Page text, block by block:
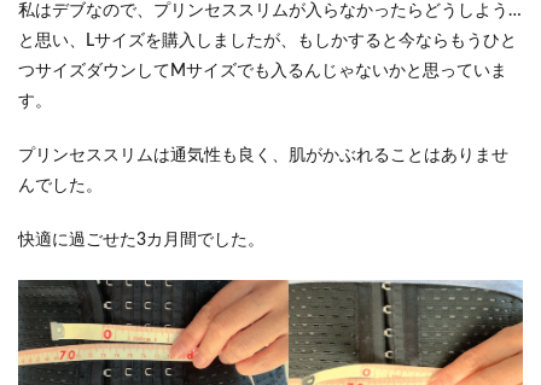
私はデブなので、プリンセススリムが入らなかったらどうしよう…
と思い、Lサイズを購入しましたが、もしかすると今ならもうひと
つサイズダウンしてMサイズでも入るんじゃないかと思っていま
す。
プリンセススリムは通気性も良く、肌がかぶれることはありませ
んでした。
快適に過ごせた3カ月間でした。